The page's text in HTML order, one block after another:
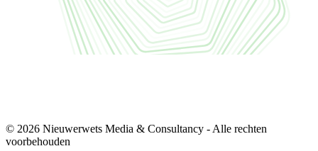
© 2026 Nieuwerwets Media & Consultancy - Alle rechten
voorbehouden